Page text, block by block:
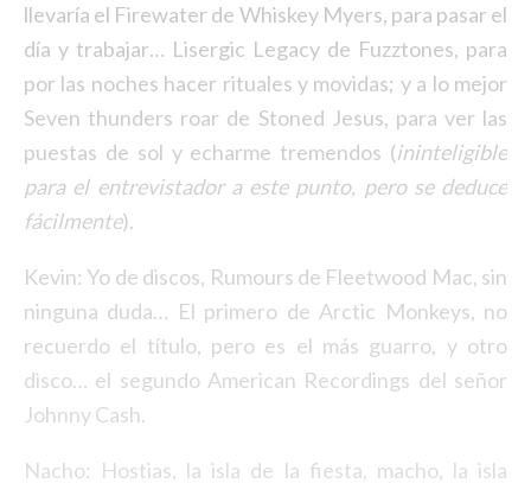
llevaría el Firewater de Whiskey Myers, para pasar el
día y trabajar… Lisergic Legacy de Fuzztones, para
por las noches hacer rituales y movidas; y a lo mejor
Seven thunders roar de Stoned Jesus, para ver las
puestas de sol y echarme tremendos (ininteligible
para el entrevistador a este punto, pero se deduce
fácilmente).
Kevin: Yo de discos, Rumours de Fleetwood Mac, sin
ninguna duda… El primero de Arctic Monkeys, no
recuerdo el título, pero es el más guarro, y otro
disco… el segundo American Recordings del señor
Johnny Cash.
Nacho: Hostias, la isla de la fiesta, macho, la isla